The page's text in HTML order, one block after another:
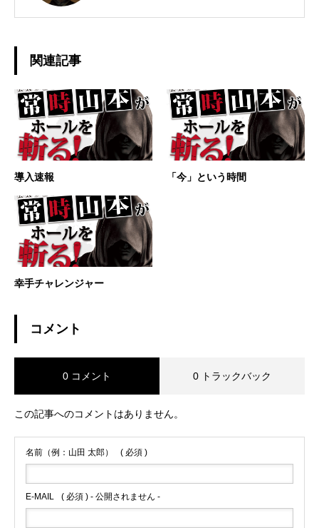
関連記事
導入速報 「今」という時間
幸手チャレンジャー
コメント
0 コメント 0 トラックバック
この記事へのコメントはありません。
名前（例：山田 太郎） ( 必須 )
E-MAIL ( 必須 ) - 公開されません -